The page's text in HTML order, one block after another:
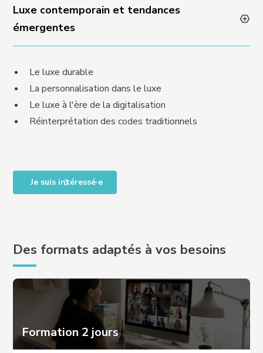
Luxe contemporain et tendances
émergentes
Le luxe durable
La personnalisation dans le luxe
Le luxe à l'ère de la digitalisation
Réinterprétation des codes traditionnels
Je suis intéressé·e
Des formats adaptés à vos besoins
Formation 2 jours